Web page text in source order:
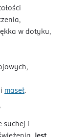
w dotyku,
i maseł.
suchej i